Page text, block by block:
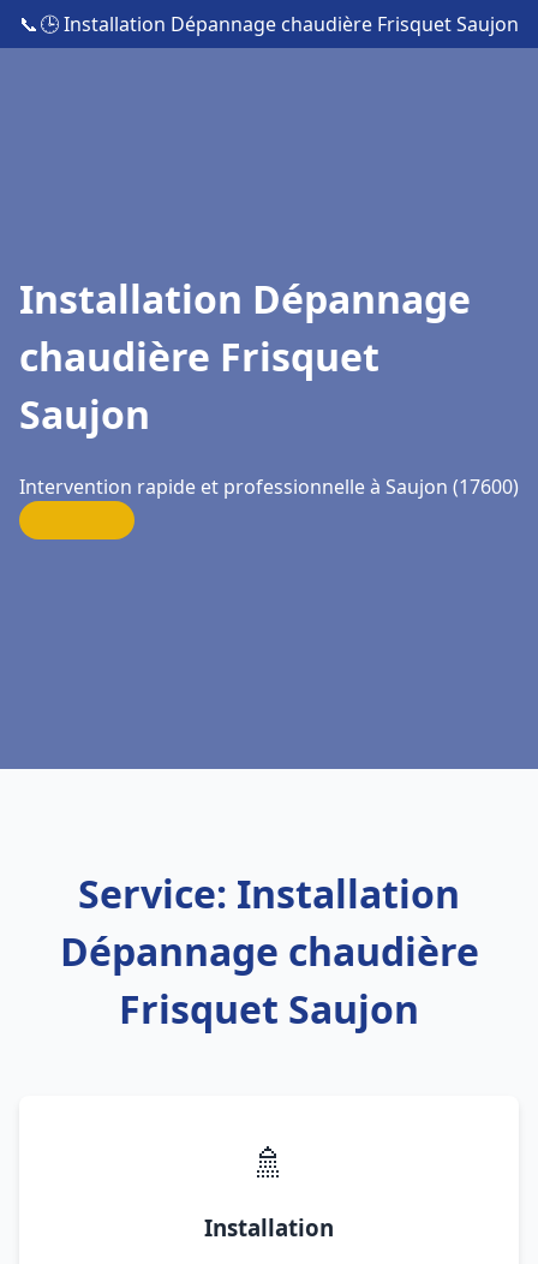
📞🕒 Installation Dépannage chaudière Frisquet Saujon
Installation Dépannage
chaudière Frisquet
Saujon
Intervention rapide et professionnelle à Saujon (17600)
Service: Installation
Dépannage chaudière
Frisquet Saujon
🚿
Installation